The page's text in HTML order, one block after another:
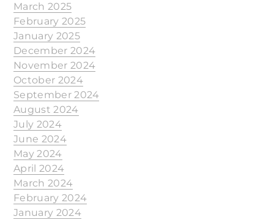
March 2025
February 2025
January 2025
December 2024
November 2024
October 2024
September 2024
August 2024
July 2024
June 2024
May 2024
April 2024
March 2024
February 2024
January 2024